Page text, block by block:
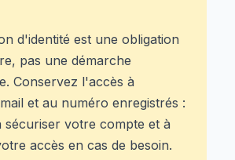
d'identité est une obligation
pas une démarche
Conservez l'accès à
et au numéro enregistrés :
sécuriser votre compte et à
accès en cas de besoin.